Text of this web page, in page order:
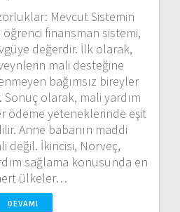
Mevcut Sistemin
öğrenci finansman sistemi,
değerdir. İlk olarak,
mali desteğine
bağımsız bireyler
olarak, mali yardım
ödeme yeteneklerinde eşit
Anne babanın maddi
değil. İkincisi, Norveç,
sağlama konusunda en
ülkeler…
DEVAMI